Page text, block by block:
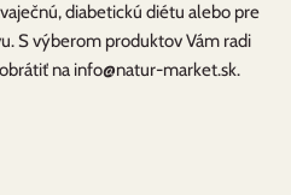
diabetickú diétu alebo pre
S výberom produktov Vám radi
na info@natur-market.sk.